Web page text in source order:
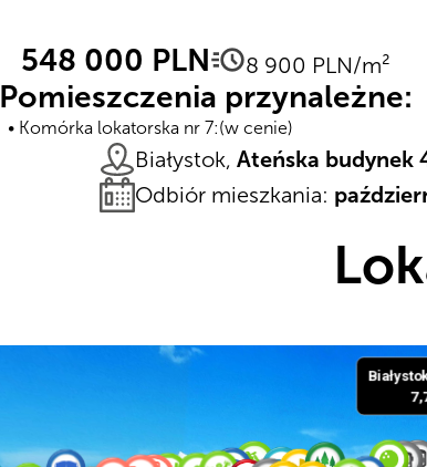
548 000 PLN 8 900 PLN/m²
Pomieszczenia przynależne:
Komórka lokatorska nr 7:(w cenie)
Białystok,Ateńska budynek
Odbiór mieszkania: